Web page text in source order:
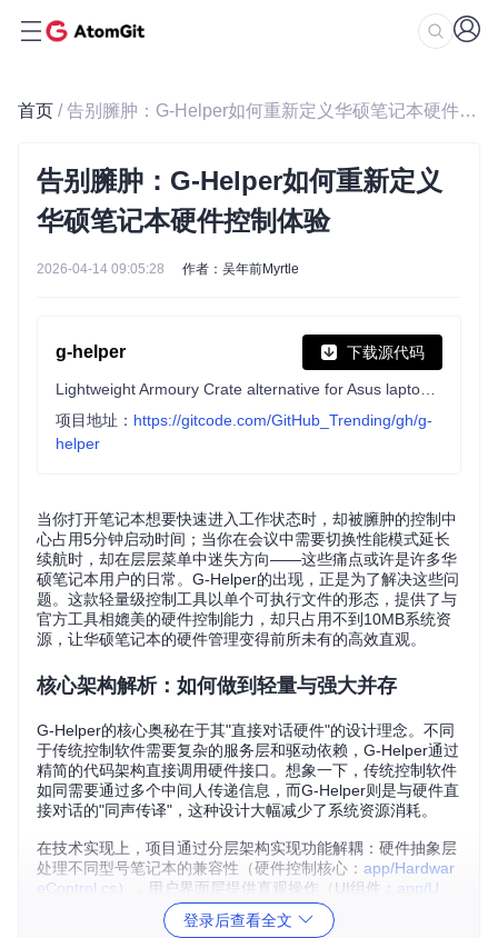
首页 / 告别臃肿：G-Helper如何重新定义华硕笔记本硬件控制体验
告别臃肿：G-Helper如何重新定义
华硕笔记本硬件控制体验
2026-04-14 09:05:28 作者：吴年前Myrtle
g-helper 下载源代码
项目地址： https://gitcode.com/GitHub_Trending/gh/g-
helper
当你打开笔记本想要快速进入工作状态时，却被臃肿的控制中
心占用5分钟启动时间；当你在会议中需要切换性能模式延长
续航时，却在层层菜单中迷失方向——这些痛点或许是许多华
硕笔记本用户的日常。G-Helper的出现，正是为了解决这些问
题。这款轻量级控制工具以单个可执行文件的形态，提供了与
官方工具相媲美的硬件控制能力，却只占用不到10MB系统资
源，让华硕笔记本的硬件管理变得前所未有的高效直观。
核心架构解析：如何做到轻量与强大并存
G-Helper的核心奥秘在于其"直接对话硬件"的设计理念。不同
于传统控制软件需要复杂的服务层和驱动依赖，G-Helper通过
精简的代码架构直接调用硬件接口。想象一下，传统控制软件
如同需要通过多个中间人传递信息，而G-Helper则是与硬件直
接对话的"同声传译"，这种设计大幅减少了系统资源消耗。
在技术实现上，项目通过分层架构实现功能解耦：硬件抽象层
处理不同型号笔记本的兼容性（硬件控制核心： app/Hardwar
eControl.cs ），用户界面层提供直观操作（UI组件： app/U
），而配置管理层则负责保存用户偏好。这种模块化设计不
仅保证了软件的轻量特性，也让功能扩展变得简单。
登录后查看全文